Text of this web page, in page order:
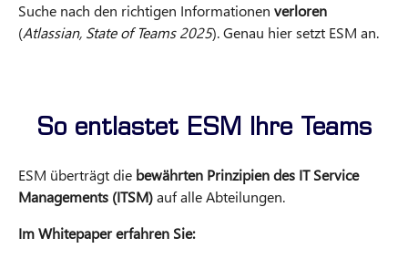
Suche nach den richtigen Informationen verloren
(Atlassian, State of Teams 2025). Genau hier setzt ESM an.
So entlastet ESM Ihre Teams
ESM überträgt die bewährten Prinzipien des IT Service
Managements (ITSM)auf alle Abteilungen.
Im Whitepaper erfahren Sie: